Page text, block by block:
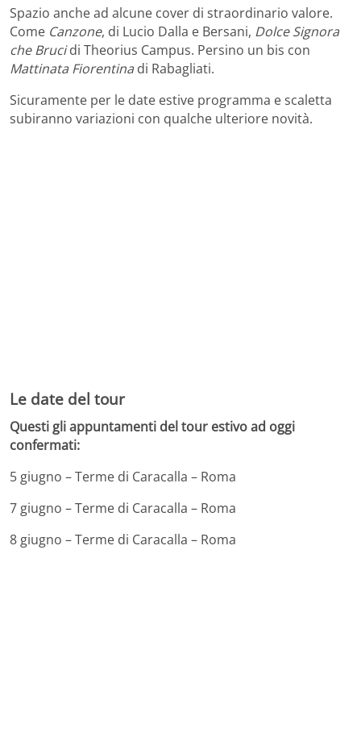
Spazio anche ad alcune cover di straordinario valore.
Come Canzone, di Lucio Dalla e Bersani, Dolce Signora
che Brucidi Theorius Campus. Persino un bis con
Mattinata Fiorentina di Rabagliati.
Sicuramente per le date estive programma e scaletta
subiranno variazioni con qualche ulteriore novità.
Le date del tour
Questi gli appuntamenti del tour estivo ad oggi
confermati:
5 giugno – Terme di Caracalla – Roma
7 giugno – Terme di Caracalla – Roma
8 giugno – Terme di Caracalla – Roma